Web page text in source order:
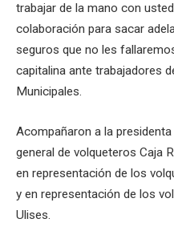
trabajar de la mano con
colaboración para sacar
seguros que no les
capitalina ante trabajadores
Municipales.
Acompañaron a la
general de volqueteros Caja
en representación de los
y en representación de los
Ulises.